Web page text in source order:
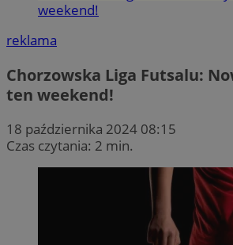
weekend!
reklama
Chorzowska Liga Futsalu:
ten weekend!
18 października 2024 08:15
Czas czytania: 2 min.